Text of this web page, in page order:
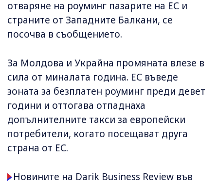
отваряне на роуминг пазарите на ЕС и
страните от Западните Балкани, се
посочва в съобщението.
За Молдова и Украйна промяната влезе в
сила от миналата година. ЕС въведе
зоната за безплатен роуминг преди девет
години и оттогава отпаднаха
допълнителните такси за европейски
потребители, когато посещават друга
страна от ЕС.
Новините на Darik Business Review във